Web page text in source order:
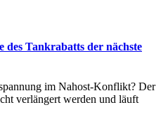
Tankrabatts der nächste
im Nahost-Konflikt? Der
verlängert werden und läuft